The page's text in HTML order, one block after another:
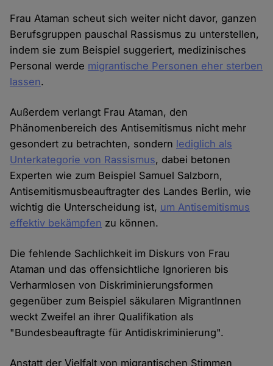
Frau Ataman scheut sich weiter nicht davor, ganzen
Berufsgruppen pauschal Rassismus zu unterstellen,
indem sie zum Beispiel suggeriert, medizinisches
Personal werde migrantische Personen eher sterben
lassen.
Außerdem verlangt Frau Ataman, den
Phänomenbereich des Antisemitismus nicht mehr
gesondert zu betrachten, sondern lediglich als
Unterkategorie von Rassismus, dabei betonen
Experten wie zum Beispiel Samuel Salzborn,
Antisemitismusbeauftragter des Landes Berlin, wie
wichtig die Unterscheidung ist, um Antisemitismus
effektiv bekämpfen zu können.
Die fehlende Sachlichkeit im Diskurs von Frau
Ataman und das offensichtliche Ignorieren bis
Verharmlosen von Diskriminierungsformen
gegenüber zum Beispiel säkularen MigrantInnen
weckt Zweifel an ihrer Qualifikation als
"Bundesbeauftragte für Antidiskriminierung".
Anstatt der Vielfalt von migrantischen Stimmen